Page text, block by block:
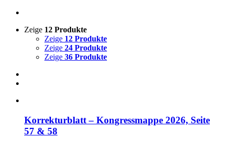
Zeige 12 Produkte
Zeige 12 Produkte
Zeige 24 Produkte
Zeige 36 Produkte
Korrekturblatt – Kongressmappe 2026, Seite
57 & 58